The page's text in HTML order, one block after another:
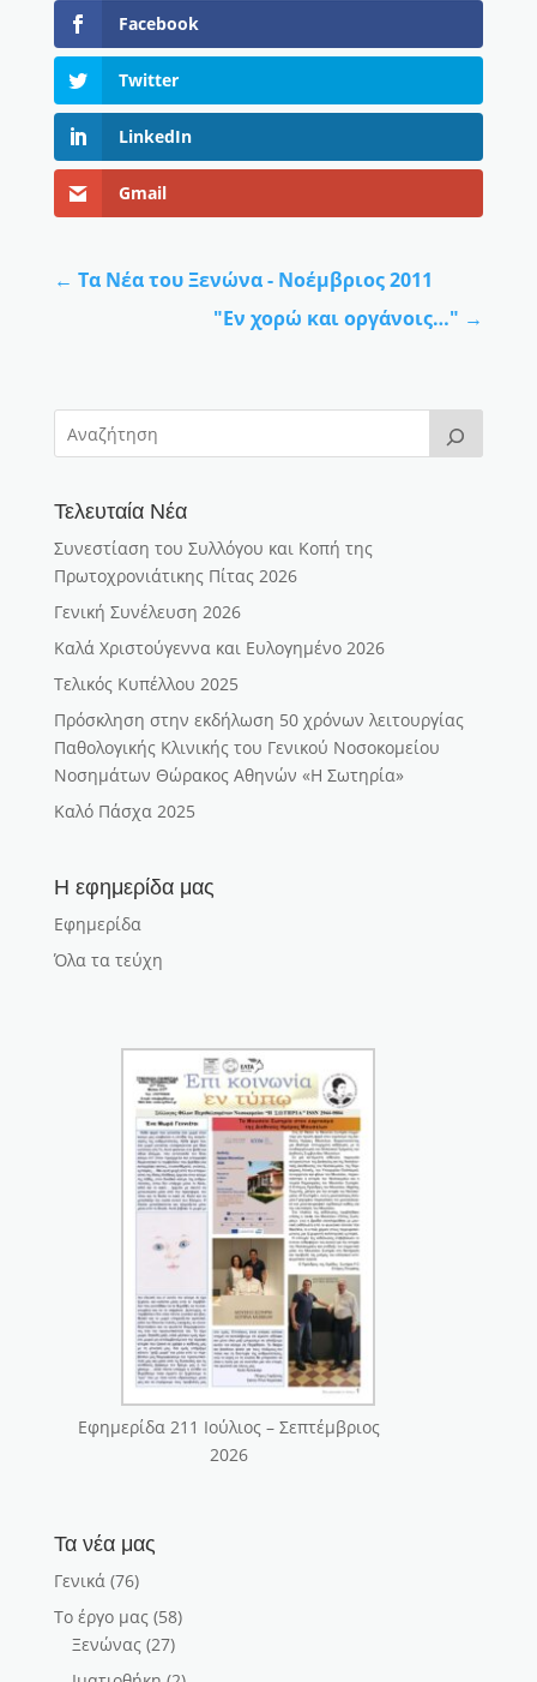
Facebook
Twitter
LinkedIn
Gmail
← Τα Νέα του Ξενώνα - Νοέμβριος 2011
"Εν χορώ και οργάνοις…" →
Τελευταία Νέα
Συνεστίαση του Συλλόγου και Κοπή της
Πρωτοχρονιάτικης Πίτας 2026
Γενική Συνέλευση 2026
Καλά Χριστούγεννα και Ευλογημένο 2026
Τελικός Κυπέλλου 2025
Πρόσκληση στην εκδήλωση 50 χρόνων λειτουργίας
Παθολογικής Κλινικής του Γενικού Νοσοκομείου
Νοσημάτων Θώρακος Αθηνών «Η Σωτηρία»
Καλό Πάσχα 2025
Η εφημερίδα μας
Εφημερίδα
Όλα τα τεύχη
Εφημερίδα 211 Ιούλιος – Σεπτέμβριος
2026
Τα νέα μας
Γενικά(76)
Το έργο μας(58)
Ξενώνας(27)